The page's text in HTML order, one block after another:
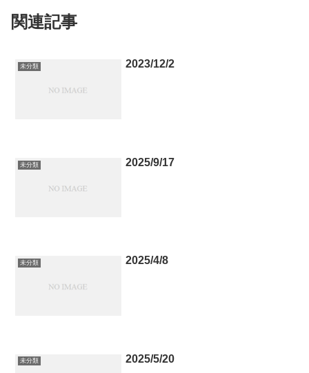
関連記事
未分類 2023/12/2
未分類 2025/9/17
未分類 2025/4/8
未分類 2025/5/20